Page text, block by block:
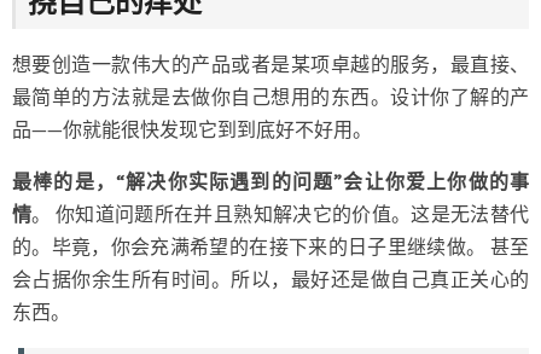
想要创造一款伟大的产品或者是某项卓越的服务，最直接、
最简单的方法就是去做你自己想用的东西。设计你了解的产
品——你就能很快发现它到到底好不好用。
最棒的是，“解决你实际遇到的问题”会让你爱上你做的事
情。 你知道问题所在并且熟知解决它的价值。这是无法替代
的。毕竟，你会充满希望的在接下来的日子里继续做。 甚至
会占据你余生所有时间。所以，最好还是做自己真正关心的
东西。